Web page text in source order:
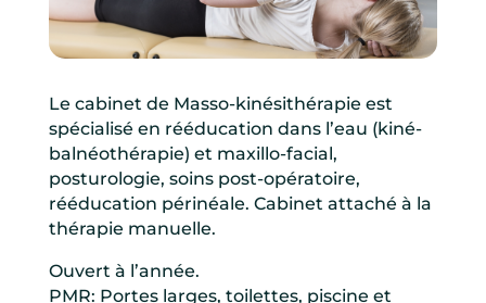
Le cabinet de Masso-kinésithérapie est
spécialisé en rééducation dans l’eau (kiné-
balnéothérapie) et maxillo-facial,
posturologie, soins post-opératoire,
rééducation périnéale. Cabinet attaché à la
thérapie manuelle.
Ouvert à l’année.
PMR: Portes larges, toilettes, piscine et